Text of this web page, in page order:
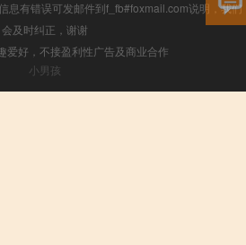
息有错误可发邮件到f_fb#foxmail.com说明，我们
会及时纠正，谢谢
爱好，不接盈利性广告及商业合作
小男孩